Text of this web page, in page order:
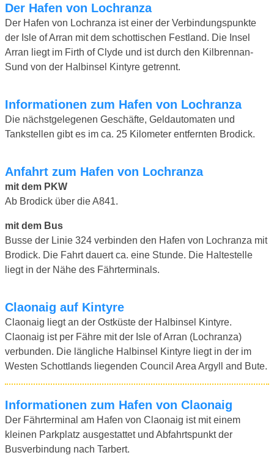
Der Hafen von Lochranza
Der Hafen von Lochranza ist einer der Verbindungspunkte
der Isle of Arran mit dem schottischen Festland. Die Insel
Arran liegt im Firth of Clyde und ist durch den Kilbrennan-
Sund von der Halbinsel Kintyre getrennt.
Informationen zum Hafen von Lochranza
Die nächstgelegenen Geschäfte, Geldautomaten und
Tankstellen gibt es im ca. 25 Kilometer entfernten Brodick.
Anfahrt zum Hafen von Lochranza
mit dem PKW
Ab Brodick über die A841.
mit dem Bus
Busse der Linie 324 verbinden den Hafen von Lochranza mit
Brodick. Die Fahrt dauert ca. eine Stunde. Die Haltestelle
liegt in der Nähe des Fährterminals.
Claonaig auf Kintyre
Claonaig liegt an der Ostküste der Halbinsel Kintyre.
Claonaig ist per Fähre mit der Isle of Arran (Lochranza)
verbunden. Die längliche Halbinsel Kintyre liegt in der im
Westen Schottlands liegenden Council Area Argyll and Bute.
Informationen zum Hafen von Claonaig
Der Fährterminal am Hafen von Claonaig ist mit einem
kleinen Parkplatz ausgestattet und Abfahrtspunkt der
Busverbindung nach Tarbert.